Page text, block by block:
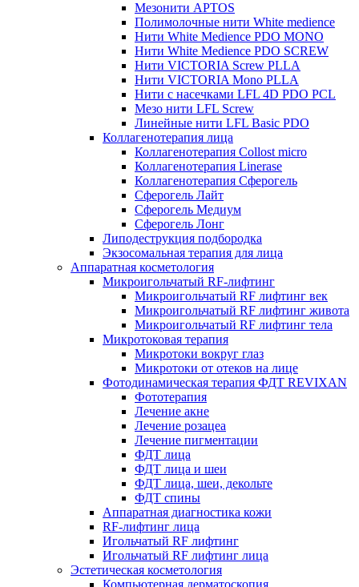
Мезонити APTOS
Полимолочные нити White medience
Нити White Medience PDO MONO
Нити White Medience PDO SCREW
Нити VICTORIA Screw PLLA
Нити VICTORIA Mono PLLA
Нити с насечками LFL 4D PDO PCL
Мезо нити LFL Screw
Линейные нити LFL Basic PDO
Коллагенотерапия лица
Коллагенотерапия Collost micro
Коллагенотерапия Linerase
Коллагенотерапия Сферогель
Сферогель Лайт
Сферогель Медиум
Сферогель Лонг
Липодеструкция подбородка
Экзосомальная терапия для лица
Аппаратная косметология
Микроигольчатый RF-лифтинг
Микроигольчатый RF лифтинг век
Микроигольчатый RF лифтинг живота
Микроигольчатый RF лифтинг тела
Микротоковая терапия
Микротоки вокруг глаз
Микротоки от отеков на лице
Фотодинамическая терапия ФДТ REVIXAN
Фототерапия
Лечение акне
Лечение розацеа
Лечение пигментации
ФДТ лица
ФДТ лица и шеи
ФДТ лица, шеи, декольте
ФДТ спины
Аппаратная диагностика кожи
RF-лифтинг лица
Игольчатый RF лифтинг
Игольчатый RF лифтинг лица
Эстетическая косметология
Компьютерная дерматоскопия